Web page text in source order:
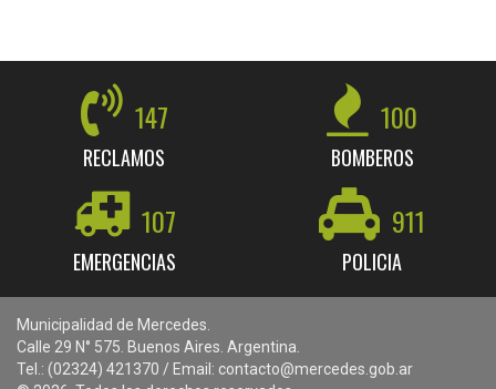
147
RECLAMOS
100
BOMBEROS
107
EMERGENCIAS
911
POLICIA
Municipalidad de Mercedes.
Calle 29 N° 575. Buenos Aires. Argentina.
Tel.: (02324) 421370 / Email: contacto@mercedes.gob.ar